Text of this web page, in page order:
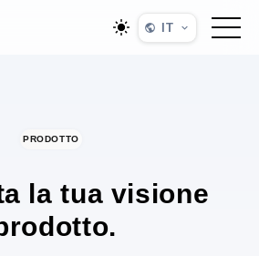
IT
PRODOTTO
la tua visione